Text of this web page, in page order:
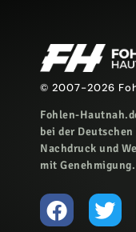
© 2007-2026
Fohlen-
bei der
Nachdruck und
mit Genehmigung.